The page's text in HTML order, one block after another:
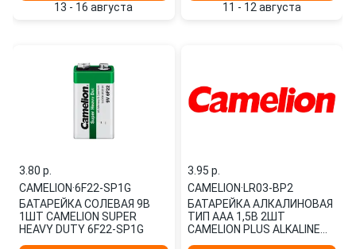
13 - 16 августа 11 - 12 августа
3.80 p.
CAMELION·6F22-SP1G
БАТАРЕЙКА СОЛЕВАЯ 9В
1ШТ CAMELION SUPER
HEAVY DUTY 6F22-SP1G
3.95 p.
CAMELION·LR03-BP2
БАТАРЕЙКА АЛКАЛИНОВАЯ
ТИП AAA 1,5В 2ШТ
CAMELION PLUS ALKALINE